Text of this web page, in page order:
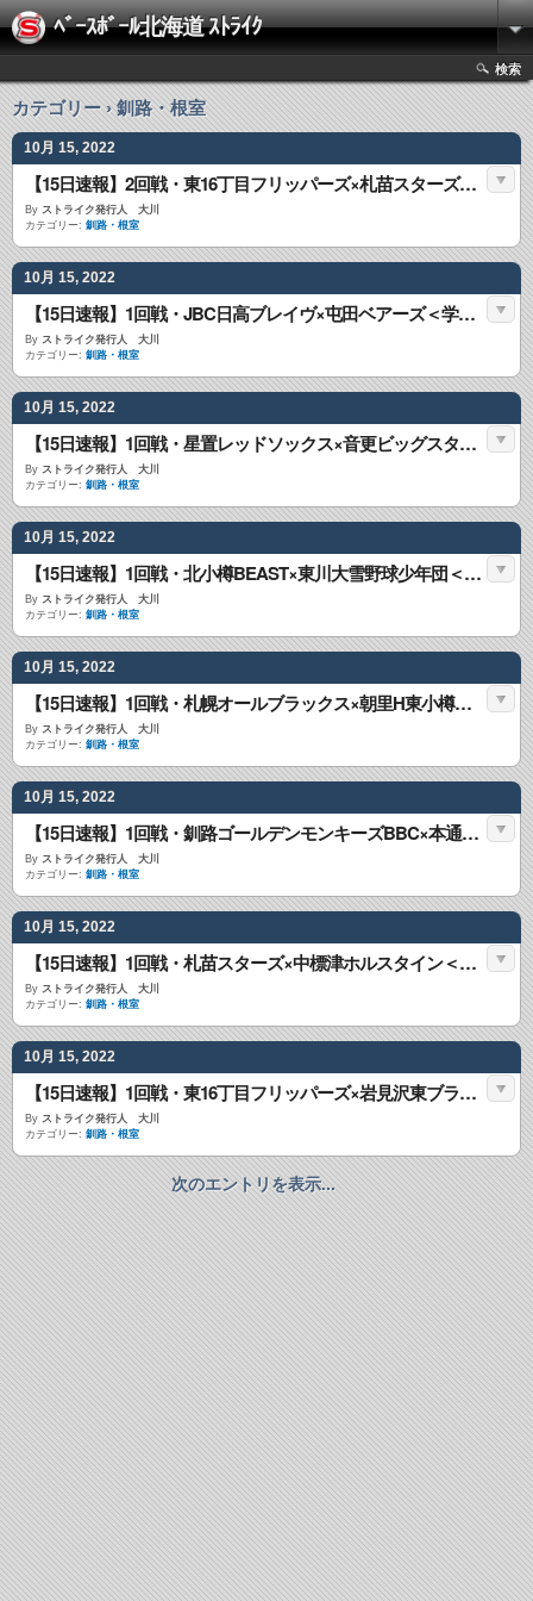
ﾍﾞｰｽﾎﾞｰﾙ北海道 ｽﾄﾗｲｸ
検索
カテゴリー › 釧路・根室
10月 15, 2022
【15日速報】2回戦・東16丁目フリッパーズ×札苗スターズ＜学童最強決定戦＞
By ストライク発行人 大川
カテゴリー: 釧路・根室
10月 15, 2022
【15日速報】1回戦・JBC日高ブレイヴ×屯田ベアーズ＜学童最強決定戦＞
By ストライク発行人 大川
カテゴリー: 釧路・根室
10月 15, 2022
【15日速報】1回戦・星置レッドソックス×音更ビッグスターズ
By ストライク発行人 大川
カテゴリー: 釧路・根室
10月 15, 2022
【15日速報】1回戦・北小樽BEAST×東川大雪野球少年団＜学童最強決定戦＞
By ストライク発行人 大川
カテゴリー: 釧路・根室
10月 15, 2022
【15日速報】1回戦・札幌オールブラックス×朝里H東小樽合同＜学童最強決定戦＞
By ストライク発行人 大川
カテゴリー: 釧路・根室
10月 15, 2022
【15日速報】1回戦・釧路ゴールデンモンキーズBBC×本通クラブ＜学童最強決定戦＞
By ストライク発行人 大川
カテゴリー: 釧路・根室
10月 15, 2022
【15日速報】1回戦・札苗スターズ×中標津ホルスタイン＜学童最強決定戦＞
By ストライク発行人 大川
カテゴリー: 釧路・根室
10月 15, 2022
【15日速報】1回戦・東16丁目フリッパーズ×岩見沢東ブラックベアーズ
By ストライク発行人 大川
カテゴリー: 釧路・根室
次のエントリを表示...